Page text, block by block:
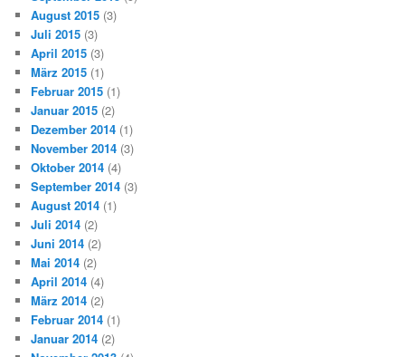
August 2015 (3)
Juli 2015 (3)
April 2015 (3)
März 2015 (1)
Februar 2015 (1)
Januar 2015 (2)
Dezember 2014 (1)
November 2014 (3)
Oktober 2014 (4)
September 2014 (3)
August 2014 (1)
Juli 2014 (2)
Juni 2014 (2)
Mai 2014 (2)
April 2014 (4)
März 2014 (2)
Februar 2014 (1)
Januar 2014 (2)